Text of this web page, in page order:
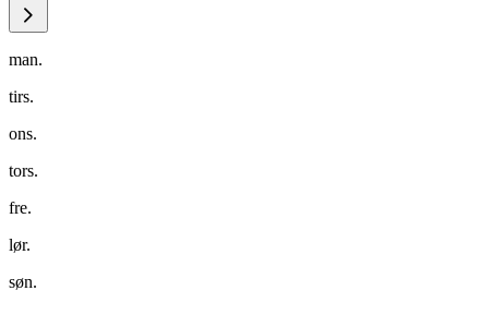
man.
tirs.
ons.
tors.
fre.
lør.
søn.